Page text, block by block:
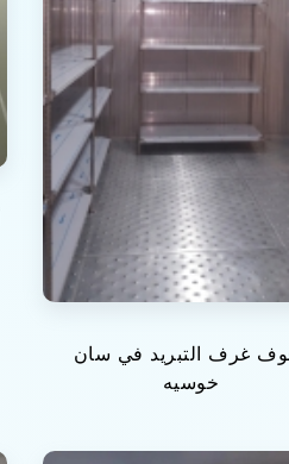
غرف التبريد في سان
خوسيه